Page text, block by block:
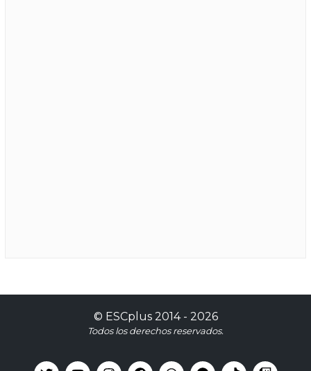
© ESCplus2014 - 2026
Todos los derechos reservados.